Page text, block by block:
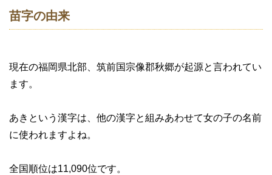
苗字の由来
現在の福岡県北部、筑前国宗像郡秋郷が起源と言われてい
ます。
あきという漢字は、他の漢字と組みあわせて女の子の名前
に使われますよね。
全国順位は11,090位です。